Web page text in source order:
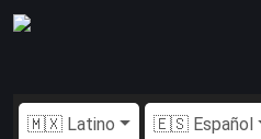
🇲🇽 Latino 🇪🇸 Español